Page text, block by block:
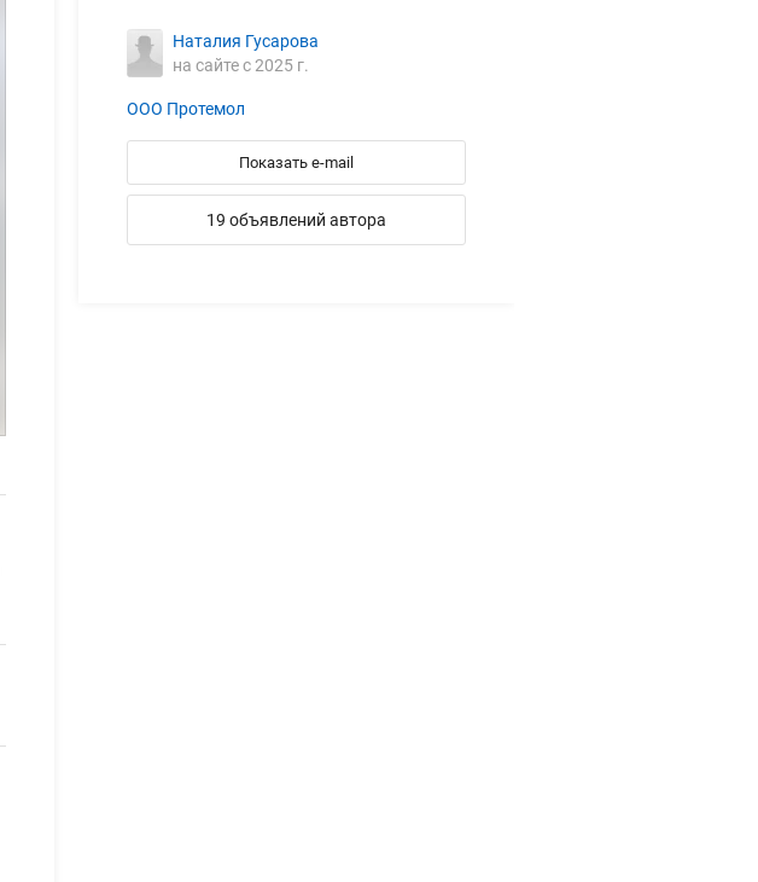
Наталия Гусарова
на сайте с 2025 г.
ООО Протемол
Показать e-mail
19 объявлений автора